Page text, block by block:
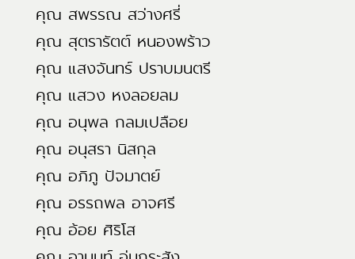
คุณ สพรรณ สว่างศรี่
คุณ สุตรารัตต์ หนองพร้าว
คุณ แสงจันทร์ ปราบมนตรี
คุณ แสวง หงลอยลม
คุณ อนุพล กลมเปลือย
คุณ อนุสรา นิสกุล
คุณ อภิภู ปัจมาตย์
คุณ อรรถพล อาจศรี
คุณ อ้อย ศิริโส